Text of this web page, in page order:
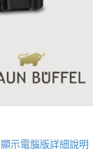
顯示電腦版詳細說明